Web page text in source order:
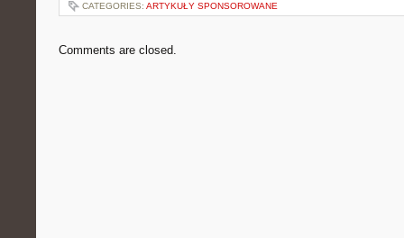
CATEGORIES: ARTYKUŁY SPONSOROWANE
Comments are closed.